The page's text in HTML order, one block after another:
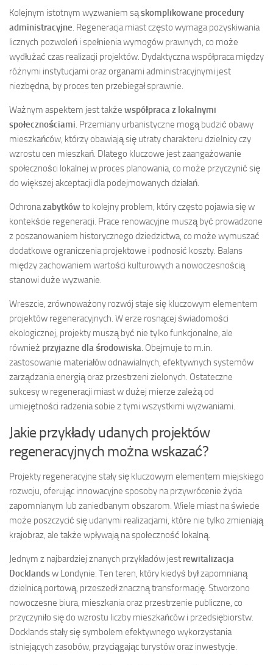
Kolejnym istotnym wyzwaniem sąskomplikowane procedury
administracyjne. Regeneracja miast często wymaga pozyskiwania
licznych pozwoleń i spełnienia wymogów prawnych, co może
wydłużać czas realizacji projektów. Dydaktyczna współpraca między
różnymi instytucjami oraz organami administracyjnymi jest
niezbędna, by proces ten przebiegał sprawnie.
Ważnym aspektem jest także współpraca z lokalnymi
społecznościami. Przemiany urbanistyczne mogą budzić obawy
mieszkańców, którzy obawiają się utraty charakteru dzielnicy czy
wzrostu cen mieszkań. Dlatego kluczowe jest zaangażowanie
społeczności lokalnej w proces planowania, co może przyczynić się
do większej akceptacji dla podejmowanych działań.
Ochronazabytków to kolejny problem, który często pojawia się w
kontekście regeneracji. Prace renowacyjne muszą być prowadzone
z poszanowaniem historycznego dziedzictwa, co może wymuszać
dodatkowe ograniczenia projektowe i podnosić koszty. Balans
między zachowaniem wartości kulturowych a nowoczesnością
stanowi duże wyzwanie.
Wreszcie, zrównoważony rozwój staje się kluczowym elementem
projektów regeneracyjnych. W erze rosnącej świadomości
ekologicznej, projekty muszą być nie tylko funkcjonalne, ale
również przyjazne dla środowiska. Obejmuje to m.in.
zastosowanie materiałów odnawialnych, efektywnych systemów
zarządzania energią oraz przestrzeni zielonych. Ostateczne
sukcesy w regeneracji miast w dużej mierze zależą od
umiejętności radzenia sobie z tymi wszystkimi wyzwaniami.
Jakie przykłady udanych projektów
regeneracyjnych można wskazać?
Projekty regeneracyjne stały się kluczowym elementem miejskiego
rozwoju, oferując innowacyjne sposoby na przywrócenie życia
zapomnianym lub zaniedbanym obszarom. Wiele miast na świecie
może poszczycić się udanymi realizacjami, które nie tylko zmieniają
krajobraz, ale także wpływają na społeczność lokalną.
Jednym z najbardziej znanych przykładów jest rewitalizacja
Docklandsw Londynie. Ten teren, który kiedyś był zapomnianą
dzielnicą portową, przeszedł znaczną transformację. Stworzono
nowoczesne biura, mieszkania oraz przestrzenie publiczne, co
przyczyniło się do wzrostu liczby mieszkańców i przedsiębiorstw.
Docklands stały się symbolem efektywnego wykorzystania
istniejących zasobów, przyciągając turystów oraz inwestycje.